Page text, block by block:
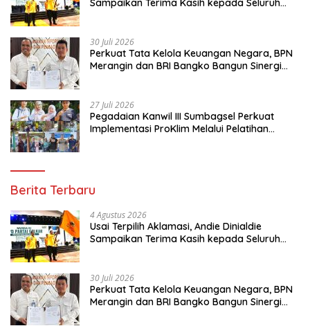
Sampaikan Terima Kasih kepada Seluruh
30 Juli 2026
Perkuat Tata Kelola Keuangan Negara, BPN
Merangin dan BRI Bangko Bangun Sinergi
27 Juli 2026
Pegadaian Kanwil III Sumbagsel Perkuat
Implementasi ProKlim Melalui Pelatihan
Berita Terbaru
4 Agustus 2026
Usai Terpilih Aklamasi, Andie Dinialdie
Sampaikan Terima Kasih kepada Seluruh
30 Juli 2026
Perkuat Tata Kelola Keuangan Negara, BPN
Merangin dan BRI Bangko Bangun Sinergi